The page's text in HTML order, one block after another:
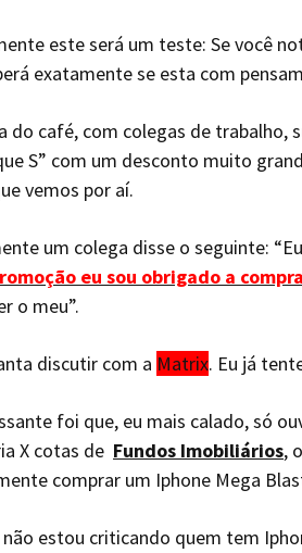
este será um teste: Se você
exatamente se esta com
do café, com colegas de trabalho,
S” com um desconto muito
vemos por aí.
um colega disse o seguinte:
eu sou obrigado a
o meu”.
discutir com a Matrix. Eu já
foi que, eu mais calado, só
X cotas de Fundos Imobiliários,
comprar um Iphone Mega
estou criticando quem tem